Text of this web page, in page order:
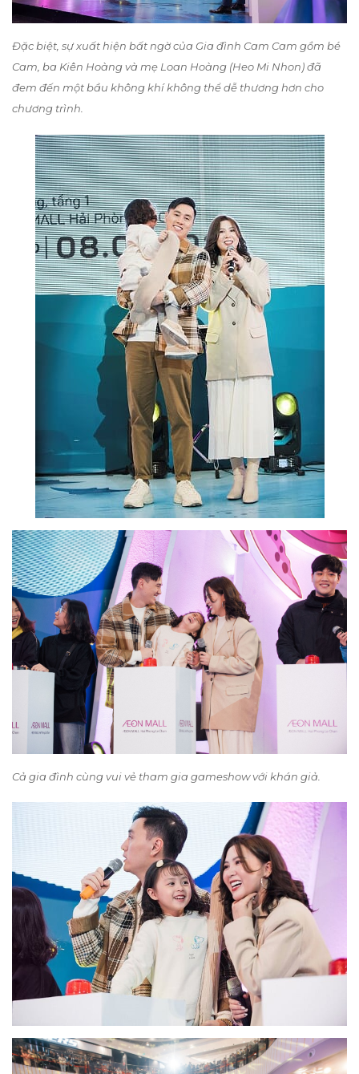
Đặc biệt, sự xuất hiện bất ngờ của Gia đình Cam Cam gồm bé
Cam, ba Kiên Hoàng và mẹ Loan Hoàng (Heo Mi Nhon) đã
đem đến một bầu không khí không thể dễ thương hơn cho
chương trình.
Cả gia đình cùng vui vẻ tham gia gameshow với khán giả.